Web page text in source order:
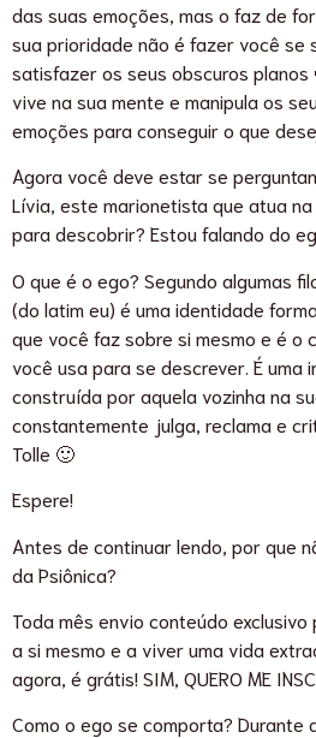
das suas emoções, mas o faz de
sua prioridade não é fazer você se
satisfazer os seus obscuros planos
vive na sua mente e manipula os
emoções para conseguir o que
Agora você deve estar se
Lívia, este marionetista que atua na
para descobrir? Estou falando do
O que é o ego? Segundo algumas
(do latim eu) é uma identidade
que você faz sobre si mesmo e é o
você usa para se descrever. É uma
construída por aquela vozinha na
constantemente julga, reclama e
Tolle 🙂
Espere!
Antes de continuar lendo, por que
da Psiônica?
Toda mês envio conteúdo
a si mesmo e a viver uma vida
agora, é grátis! SIM, QUERO ME
Como o ego se comporta? Durante